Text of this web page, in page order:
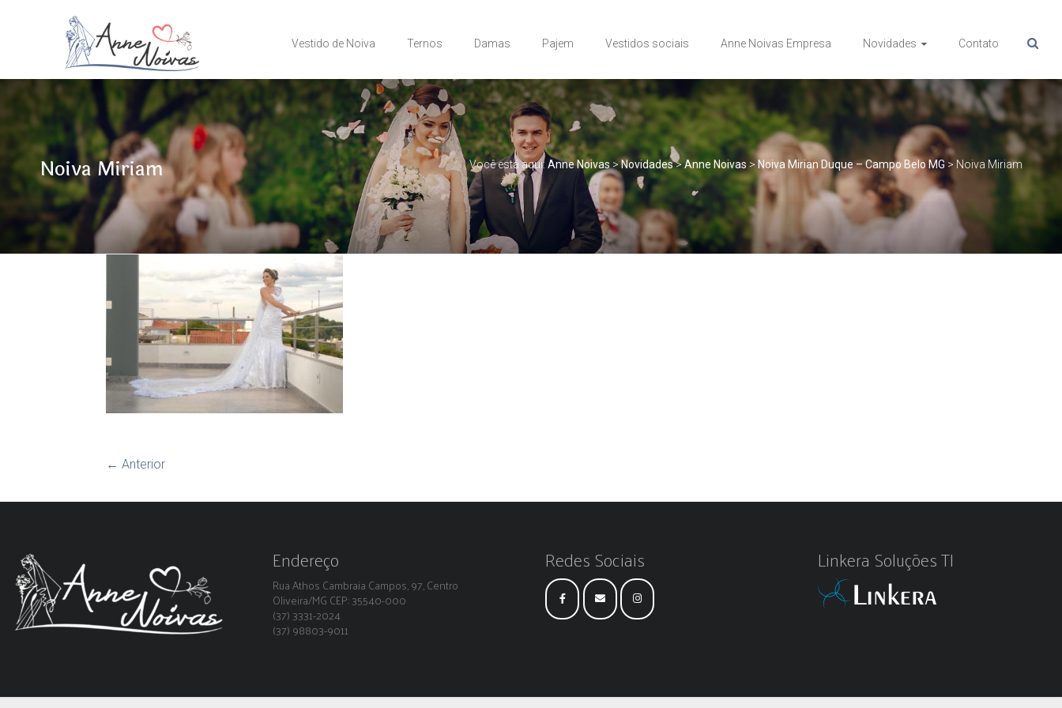
Vestido de Noiva Ternos Damas Pajem Vestidos sociais Anne Noivas Empresa Novidades Contato
Noiva Miriam Você está aqui: Anne Noivas >Novidades>Anne Noivas > Noiva Mirian Duque – Campo Belo MG> Noiva Miriam
← Anterior
Endereço
Rua Athos Cambraia Campos, 97, Centro
Oliveira/MG CEP: 35540-000
(37) 3331-2024
(37) 98803-9011
Redes Sociais Linkera Soluções TI